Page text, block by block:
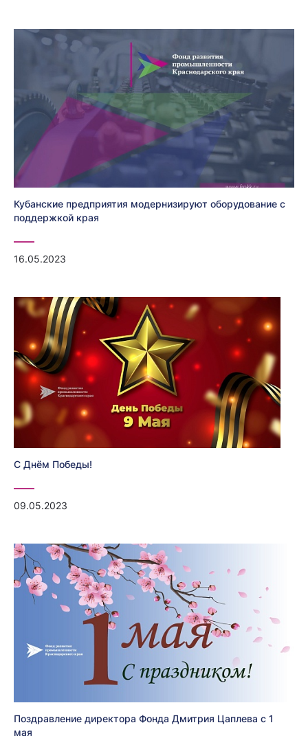
Кубанские предприятия модернизируют оборудование с
поддержкой края
16.05.2023
С Днём Победы!
09.05.2023
Поздравление директора Фонда Дмитрия Цаплева с 1
мая